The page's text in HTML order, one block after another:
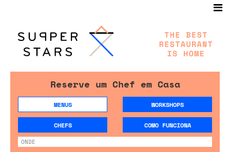
Reserve um Chef em Casa
MENUS WORKSHOPS
CHEFS COMO FUNCIONA